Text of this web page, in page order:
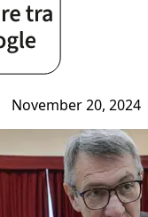
November 20, 2024